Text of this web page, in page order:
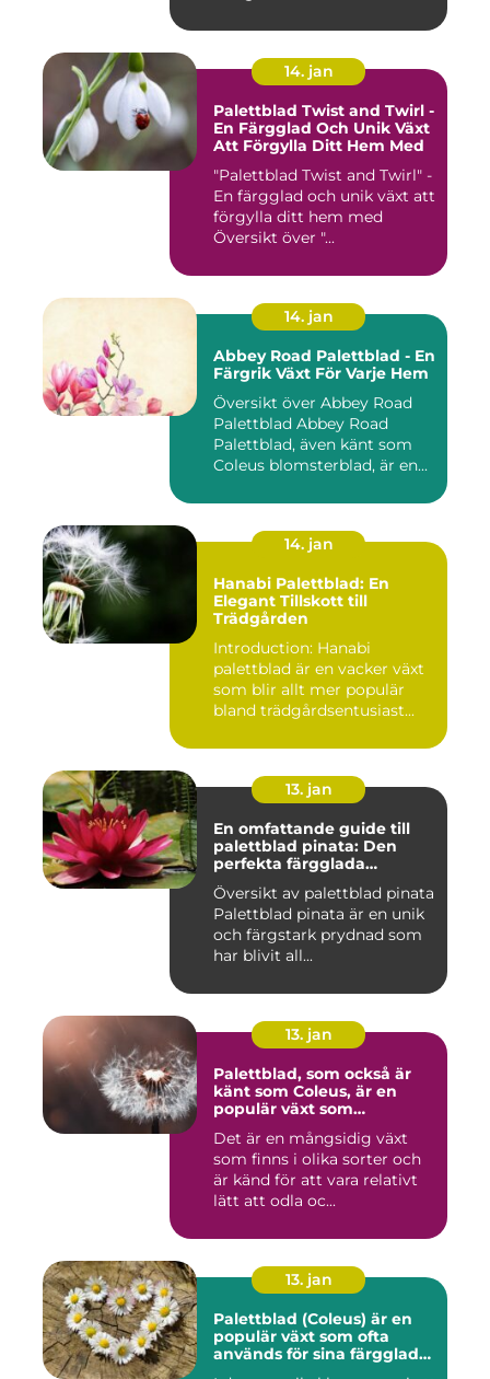
14. jan
Palettblad Twist and Twirl -
En Färgglad Och Unik Växt
Att Förgylla Ditt Hem Med
"Palettblad Twist and Twirl" -
En färgglad och unik växt att
förgylla ditt hem med
Översikt över "...
14. jan
Abbey Road Palettblad - En
Färgrik Växt För Varje Hem
Översikt över Abbey Road
Palettblad Abbey Road
Palettblad, även känt som
Coleus blomsterblad, är en...
14. jan
Hanabi Palettblad: En
Elegant Tillskott till
Trädgården
Introduction: Hanabi
palettblad är en vacker växt
som blir allt mer populär
bland trädgårdsentusiast...
13. jan
En omfattande guide till
palettblad pinata: Den
perfekta färgglada
prydnaden för ditt hem
Översikt av palettblad pinata
Palettblad pinata är en unik
och färgstark prydnad som
har blivit all...
13. jan
Palettblad, som också är
känt som Coleus, är en
populär växt som
färgglada och mönstrade
blad
Det är en mångsidig växt
som finns i olika sorter och
är känd för att vara relativt
lätt att odla oc...
13. jan
Palettblad (Coleus) är en
populär växt som ofta
används för sina färgglada